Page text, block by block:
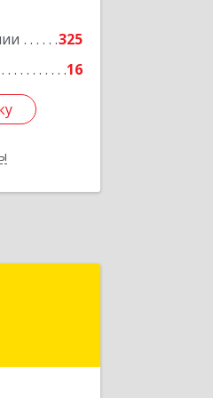
325
16
Подробнее
край,